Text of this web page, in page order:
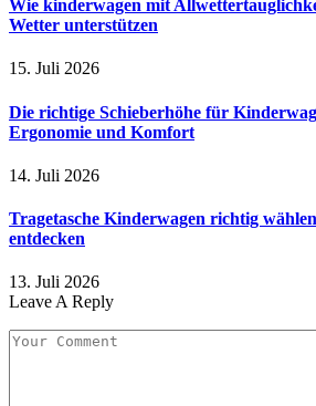
Wie kinderwagen mit
Wetter unterstützen
15. Juli 2026
Die richtige Schieberhöhe für
Ergonomie und Komfort
14. Juli 2026
Tragetasche Kinderwagen richtig
entdecken
13. Juli 2026
Leave A Reply